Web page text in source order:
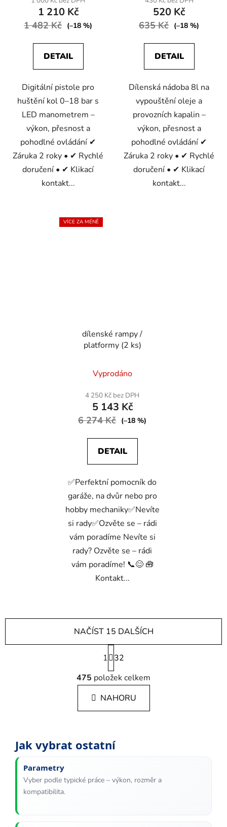
1 210 Kč
1 482 Kč (–18 %)
DETAIL
Digitální pistole pro
huštění kol 0–18 bar s
LED manometrem –
výkon, přesnost a
pohodlné ovládání ✔
Záruka 2 roky • ✔ Rychlé
doručení • ✔ Klikací
kontakt...
520 Kč
635 Kč (–18 %)
DETAIL
Dílenská nádoba 8l na
vypouštění oleje a
provozních kapalin –
výkon, přesnost a
pohodlné ovládání ✔
Záruka 2 roky • ✔ Rychlé
doručení • ✔ Klikací
kontakt...
VÍCE ZA MÉNĚ
dílenské rampy /
platformy (2 ks)
Vyprodáno
4 250 Kč bez DPH
5 143 Kč
6 274 Kč (–18 %)
DETAIL
✅Perfektní pomocník do
garáže, na dvůr nebo pro
hobby mechaniky✅Nevíte
si rady✅Ozvěte se – rádi
vám poradíme Nevíte si
rady? Ozvěte se – rádi
vám poradíme! 📞😊 🧰
Kontakt...
O
v
l
á
d
í
v
NAČÍST 15 DALŠÍCH
S
t
r
á
n
k
í
1
32
475 položek celkem
NAHORU
Jak vybrat ostatní
Parametry
Vyber podle typické práce – výkon, rozměr a
kompatibilita.